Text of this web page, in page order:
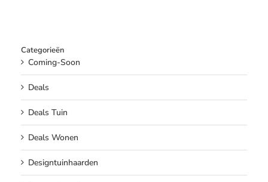
Categorieën
Coming-Soon
Deals
Deals Tuin
Deals Wonen
Designtuinhaarden